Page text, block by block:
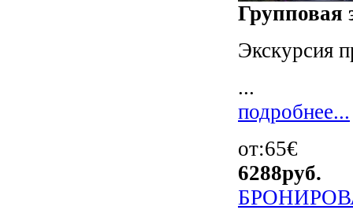
Групповая
Экскурсия
...
подробнее...
от:65€
6288руб.